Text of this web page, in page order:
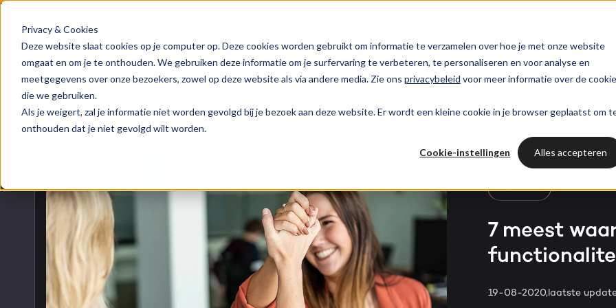
Privacy & Cookies
Deze website slaat cookies op je computer op. Deze cookies worden gebruikt om informatie te verzamelen over hoe je met onze website
omgaat en om je te onthouden. We gebruiken deze informatie om je surfervaring te verbeteren, te personaliseren en voor analyse en
meetgegevens over onze bezoekers, zowel op deze website als via andere media. Zie ons privacybeleid voor meer informatie over de
die we gebruiken.
Als je weigert, zal je informatie niet worden gevolgd bij je bezoek aan deze website. Er wordt een kleine cookie in je browser geplaatst om
onthouden dat je niet gevolgd wilt worden.
Cookie-instellingen Alles accepteren
HubSpot implementatie
HubSpot automations
HubSpot integraties
HubSpot maatwerk
Groeistrategie
Digital marketing
AI services
HubSpot websites
Modules & templates
Growth-driven design
Over ons
Team
Contact
HubSpot partner
Awards
Gratis
Blog
Events & webinars HUBSPOT NIEUWSBRIEF
Op de hoogte
HubSpot nieuws?
Schrijf je nu in!
HubSpot integraties
HubSpot trainingen
Branches
WELKOM BIJ BRIGHT
Inspiratie
LAAT JE INSPIREREN
HubSpot
Could not loads
Naar blogoverzicht
HUBSPOT
7 meest
19-08-2020,laatste